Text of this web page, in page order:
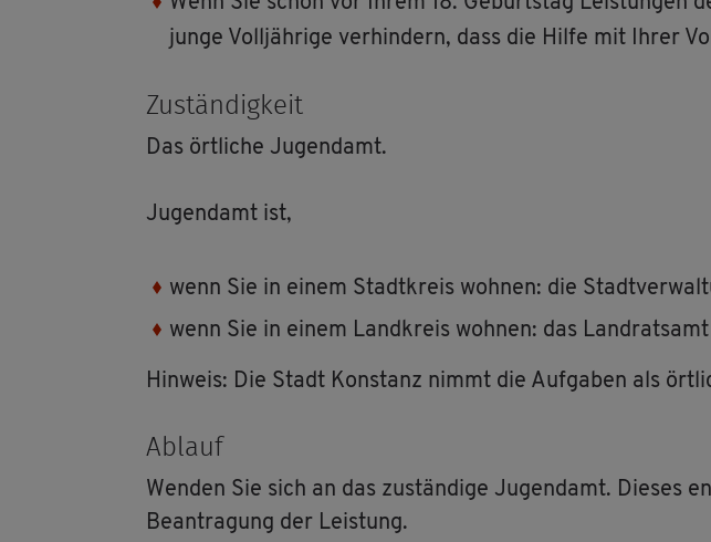
junge Voll­jäh­ri­ge ver­hin­dern, dass die Hilfe mit Ihrer
Zu­stän­dig­keit
Das ört­li­che Ju­gend­amt.
Ju­gend­amt ist,
wenn Sie in einem Stadt­kreis woh­nen: die
wenn Sie in einem Land­kreis woh­nen: das Land­rats­amt
Hin­weis: Die Stadt Kon­stanz nimmt die Auf­ga­ben als
Ab­lauf
Wen­den Sie sich an das zu­stän­di­ge Ju­gend­amt. Die­ses
Be­an­tra­gung der Leis­tung.